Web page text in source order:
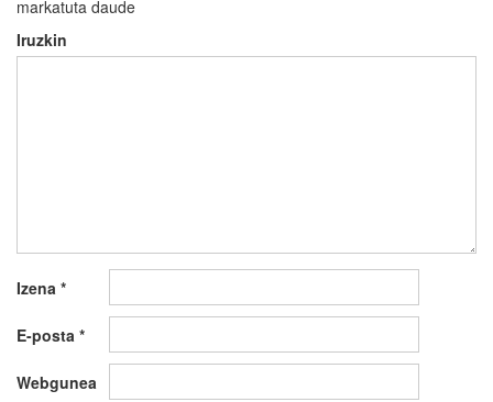
markatuta daude
Iruzkin
Izena *
E-posta *
Webgunea